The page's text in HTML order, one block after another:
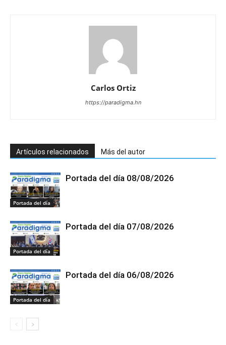
Carlos Ortiz
https://paradigma.hn
Artículos relacionados Más del autor
Portada del día
Portada del día 08/08/2026
Portada del día
Portada del día 07/08/2026
Portada del día
Portada del día 06/08/2026